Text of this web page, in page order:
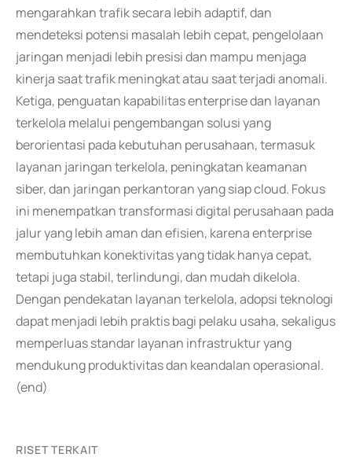
mengarahkan trafik secara lebih adaptif, dan
mendeteksi potensi masalah lebih cepat, pengelolaan
jaringan menjadi lebih presisi dan mampu menjaga
kinerja saat trafik meningkat atau saat terjadi anomali.
Ketiga, penguatan kapabilitas enterprise dan layanan
terkelola melalui pengembangan solusi yang
berorientasi pada kebutuhan perusahaan, termasuk
layanan jaringan terkelola, peningkatan keamanan
siber, dan jaringan perkantoran yang siap cloud. Fokus
ini menempatkan transformasi digital perusahaan pada
jalur yang lebih aman dan efisien, karena enterprise
membutuhkan konektivitas yang tidak hanya cepat,
tetapi juga stabil, terlindungi, dan mudah dikelola.
Dengan pendekatan layanan terkelola, adopsi teknologi
dapat menjadi lebih praktis bagi pelaku usaha, sekaligus
memperluas standar layanan infrastruktur yang
mendukung produktivitas dan keandalan operasional.
(end)
RISET TERKAIT